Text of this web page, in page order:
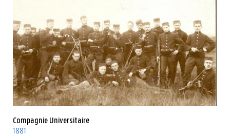
Compagnie Universitaire
1881